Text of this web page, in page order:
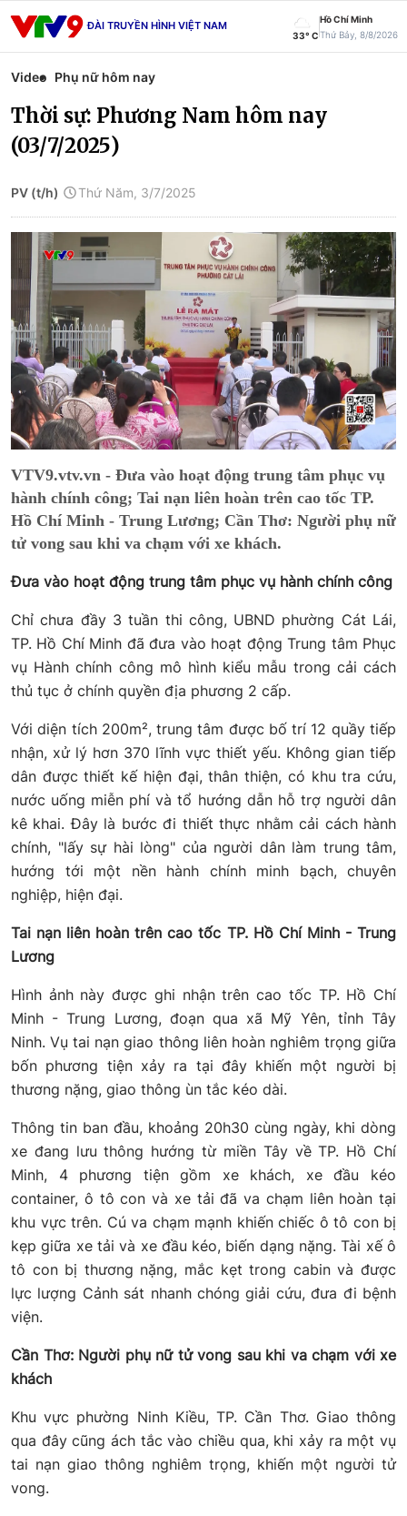
ĐÀI TRUYỀN HÌNH VIỆT NAM
33° C
Hồ Chí Minh
Thứ Bảy, 8/8/2026
Video Phụ nữ hôm nay
Thời sự: Phương Nam hôm nay
(03/7/2025)
PV (t/h) Thứ Năm, 3/7/2025
VTV9.vtv.vn - Đưa vào hoạt động trung tâm phục vụ
hành chính công; Tai nạn liên hoàn trên cao tốc TP.
Hồ Chí Minh - Trung Lương; Cần Thơ: Người phụ nữ
tử vong sau khi va chạm với xe khách.
Đưa vào hoạt động trung tâm phục vụ hành chính công
Chỉ chưa đầy 3 tuần thi công, UBND phường Cát Lái,
TP. Hồ Chí Minh đã đưa vào hoạt động Trung tâm Phục
vụ Hành chính công mô hình kiểu mẫu trong cải cách
thủ tục ở chính quyền địa phương 2 cấp.
Với diện tích 200m², trung tâm được bố trí 12 quầy tiếp
nhận, xử lý hơn 370 lĩnh vực thiết yếu. Không gian tiếp
dân được thiết kế hiện đại, thân thiện, có khu tra cứu,
nước uống miễn phí và tổ hướng dẫn hỗ trợ người dân
kê khai. Đây là bước đi thiết thực nhằm cải cách hành
chính, "lấy sự hài lòng" của người dân làm trung tâm,
hướng tới một nền hành chính minh bạch, chuyên
nghiệp, hiện đại.
Tai nạn liên hoàn trên cao tốc TP. Hồ Chí Minh - Trung
Lương
Hình ảnh này được ghi nhận trên cao tốc TP. Hồ Chí
Minh - Trung Lương, đoạn qua xã Mỹ Yên, tỉnh Tây
Ninh. Vụ tai nạn giao thông liên hoàn nghiêm trọng giữa
bốn phương tiện xảy ra tại đây khiến một người bị
thương nặng, giao thông ùn tắc kéo dài.
Thông tin ban đầu, khoảng 20h30 cùng ngày, khi dòng
xe đang lưu thông hướng từ miền Tây về TP. Hồ Chí
Minh, 4 phương tiện gồm xe khách, xe đầu kéo
container, ô tô con và xe tải đã va chạm liên hoàn tại
khu vực trên. Cú va chạm mạnh khiến chiếc ô tô con bị
kẹp giữa xe tải và xe đầu kéo, biến dạng nặng. Tài xế ô
tô con bị thương nặng, mắc kẹt trong cabin và được
lực lượng Cảnh sát nhanh chóng giải cứu, đưa đi bệnh
viện.
Cần Thơ: Người phụ nữ tử vong sau khi va chạm với xe
khách
Khu vực phường Ninh Kiều, TP. Cần Thơ. Giao thông
qua đây cũng ách tắc vào chiều qua, khi xảy ra một vụ
tai nạn giao thông nghiêm trọng, khiến một người tử
vong.